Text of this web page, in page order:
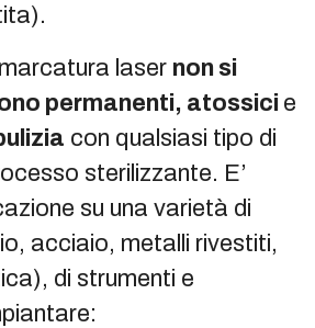
laser non si
permanenti, atossici e
con qualsiasi tipo di
sterilizzante. E’
su una varietà di
acciaio, metalli rivestiti,
di strumenti e